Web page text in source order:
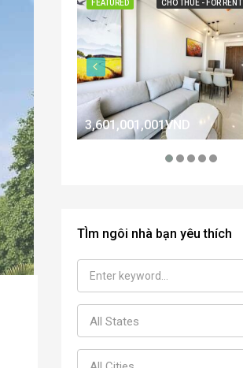
FEATURED CHO THUÊ - FOR RENT
3,601,001,001VND
TÌm ngôi nhà bạn yêu thích
All States